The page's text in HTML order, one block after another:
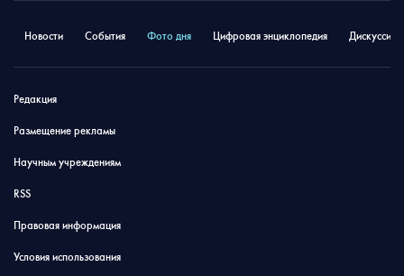
Новости События Фото дня Цифровая энциклопедия
Редакция
Размещение рекламы
Научным учреждениям
RSS
Правовая информация
Условия использования